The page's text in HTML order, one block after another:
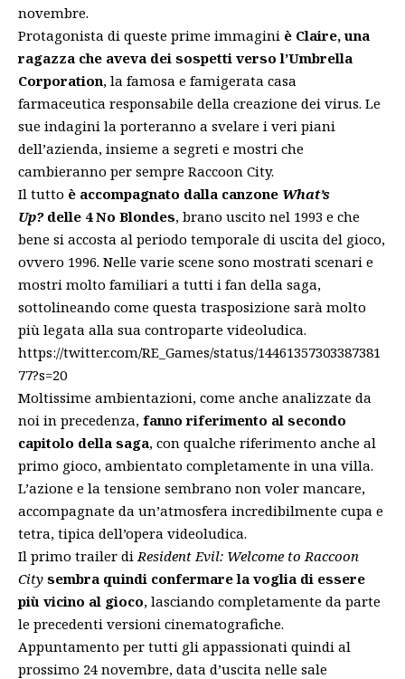
novembre.
Protagonista di queste prime immagini è Claire, una
ragazza che aveva dei sospetti verso l’Umbrella
Corporation, la famosa e famigerata casa
farmaceutica responsabile della creazione dei virus. Le
sue indagini la porteranno a svelare i veri piani
dell’azienda, insieme a segreti e mostri che
cambieranno per sempre Raccoon City.
Il tutto è accompagnato dalla canzone What’s
Up?delle 4 No Blondes, brano uscito nel 1993 e che
bene si accosta al periodo temporale di uscita del gioco,
ovvero 1996. Nelle varie scene sono mostrati scenari e
mostri molto familiari a tutti i fan della saga,
sottolineando come questa trasposizione sarà molto
più legata alla sua controparte videoludica.
https://twitter.com/RE_Games/status/14461357303387381
77?s=20
Moltissime ambientazioni, come anche analizzate da
noi in precedenza, fanno riferimento al secondo
capitolo della saga, con qualche riferimento anche al
primo gioco, ambientato completamente in una villa.
L’azione e la tensione sembrano non voler mancare,
accompagnate da un’atmosfera incredibilmente cupa e
tetra, tipica dell’opera videoludica.
Il primo trailer diResident Evil: Welcome to Raccoon
City sembra quindi confermare la voglia di essere
più vicino al gioco, lasciando completamente da parte
le precedenti versioni cinematografiche.
Appuntamento per tutti gli appassionati quindi al
prossimo 24 novembre, data d’uscita nelle sale